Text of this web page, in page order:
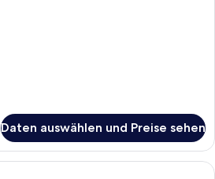
Daten auswählen und Preise sehen